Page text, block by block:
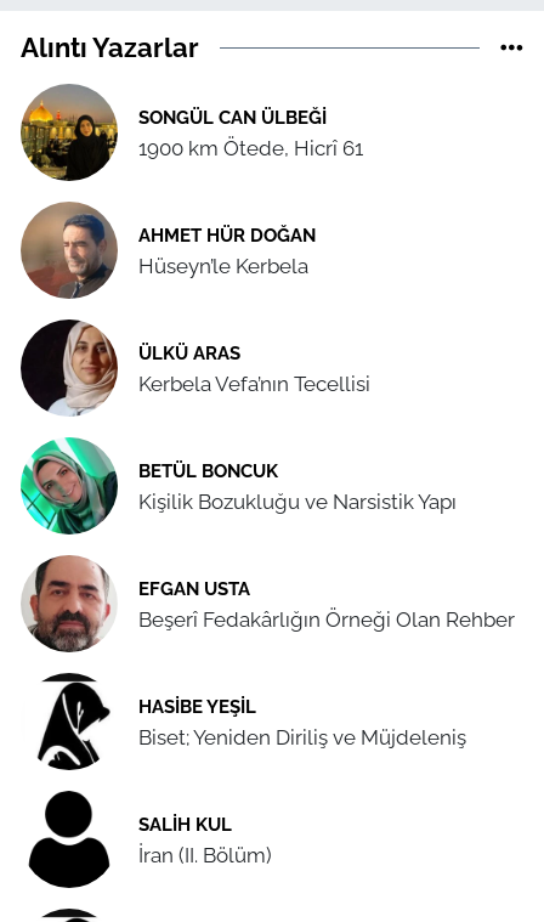
Alıntı Yazarlar
SONGÜL CAN ÜLBEĞI
1900 km Ötede, Hicrî 61
AHMET HÜR DOĞAN
Hüseyn’le Kerbela
ÜLKÜ ARAS
Kerbela Vefa’nın Tecellisi
BETÜL BONCUK
Kişilik Bozukluğu ve Narsistik Yapı
EFGAN USTA
Beşerî Fedakârlığın Örneği Olan Rehber
HASIBE YEŞIL
Biset; Yeniden Diriliş ve Müjdeleniş
SALIH KUL
İran (II. Bölüm)